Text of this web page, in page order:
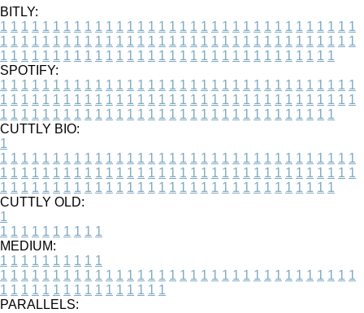
BITLY:
1 1 1 1 1 1 1 1 1 1 1 1 1 1 1 1 1 1 1 1 1 1 1 1 1 1 1 1 1 1 1 1 1 1
1 1 1 1 1 1 1 1 1 1 1 1 1 1 1 1 1 1 1 1 1 1 1 1 1 1 1 1 1 1 1 1 1 1
1 1 1 1 1 1 1 1 1 1 1 1 1 1 1 1 1 1 1 1 1 1 1 1 1 1 1 1 1 1 1 1
SPOTIFY:
1 1 1 1 1 1 1 1 1 1 1 1 1 1 1 1 1 1 1 1 1 1 1 1 1 1 1 1 1 1 1 1 1 1
1 1 1 1 1 1 1 1 1 1 1 1 1 1 1 1 1 1 1 1 1 1 1 1 1 1 1 1 1 1 1 1 1 1
1 1 1 1 1 1 1 1 1 1 1 1 1 1 1 1 1 1 1 1 1 1 1 1 1 1 1 1 1 1 1 1
CUTTLY BIO:
1
1 1 1 1 1 1 1 1 1 1 1 1 1 1 1 1 1 1 1 1 1 1 1 1 1 1 1 1 1 1 1 1 1 1
1 1 1 1 1 1 1 1 1 1 1 1 1 1 1 1 1 1 1 1 1 1 1 1 1 1 1 1 1 1 1 1 1 1
1 1 1 1 1 1 1 1 1 1 1 1 1 1 1 1 1 1 1 1 1 1 1 1 1 1 1 1 1 1 1 1
CUTTLY OLD:
1
1 1 1 1 1 1 1 1 1 1
MEDIUM:
1 1 1 1 1 1 1 1 1 1
1 1 1 1 1 1 1 1 1 1 1 1 1 1 1 1 1 1 1 1 1 1 1 1 1 1 1 1 1 1 1 1 1 1
1 1 1 1 1 1 1 1 1 1 1 1 1 1 1 1
PARALLELS: